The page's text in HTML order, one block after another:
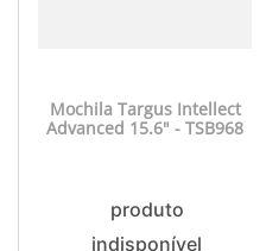
Mochila Targus Intellect
Advanced 15.6" - TSB968